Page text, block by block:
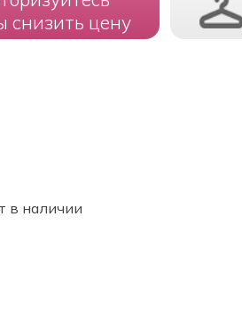
снизить цену
в наличии